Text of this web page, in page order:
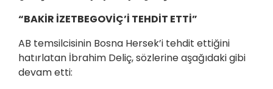
“BAKİR İZETBEGOVİÇ’İ TEHDİT ETTİ”
AB temsilcisinin Bosna Hersek’i tehdit ettiğini
hatırlatan İbrahim Deliç, sözlerine aşağıdaki gibi
devam etti: